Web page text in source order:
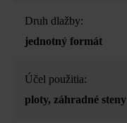
Druh dlažby:
jednotný formát
Účel použitia:
ploty, záhradné steny